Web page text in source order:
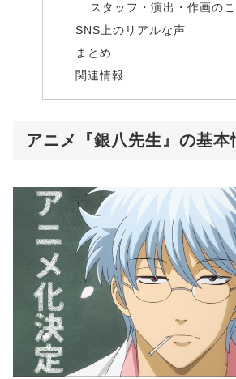
スタッフ・演出・作画の
SNS上のリアルな声
まとめ
関連情報
アニメ『銀八先生』の基本